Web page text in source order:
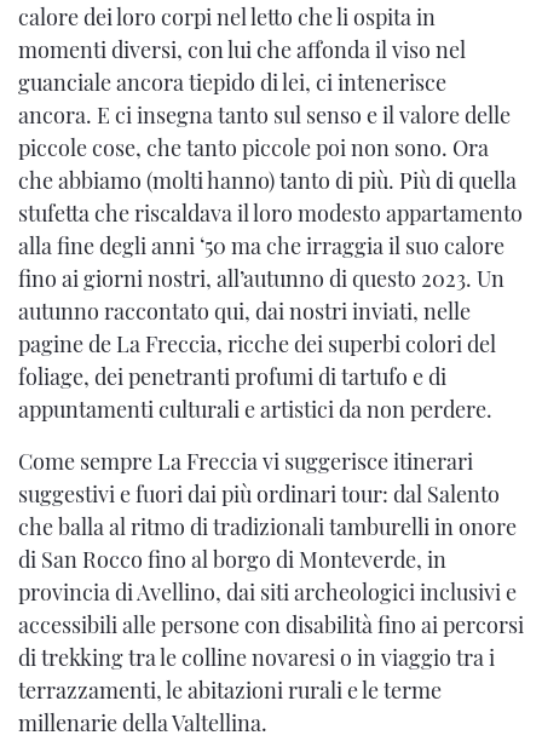
calore dei loro corpi nel letto che li ospita in
momenti diversi, con lui che affonda il viso nel
guanciale ancora tiepido di lei, ci intenerisce
ancora. E ci insegna tanto sul senso e il valore delle
piccole cose, che tanto piccole poi non sono. Ora
che abbiamo (molti hanno) tanto di più. Più di quella
stufetta che riscaldava il loro modesto appartamento
alla fine degli anni ‘50 ma che irraggia il suo calore
fino ai giorni nostri, all’autunno di questo 2023. Un
autunno raccontato qui, dai nostri inviati, nelle
pagine de La Freccia, ricche dei superbi colori del
foliage, dei penetranti profumi di tartufo e di
appuntamenti culturali e artistici da non perdere.
Come sempre La Freccia vi suggerisce itinerari
suggestivi e fuori dai più ordinari tour: dal Salento
che balla al ritmo di tradizionali tamburelli in onore
di San Rocco fino al borgo di Monteverde, in
provincia di Avellino, dai siti archeologici inclusivi e
accessibili alle persone con disabilità fino ai percorsi
di trekking tra le colline novaresi o in viaggio tra i
terrazzamenti, le abitazioni rurali e le terme
millenarie della Valtellina.